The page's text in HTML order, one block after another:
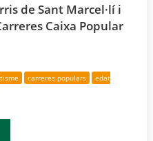
de Sant Marcel·lí i
Caixa Popular
carreres populars
edat